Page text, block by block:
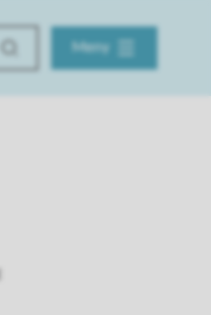
Meny